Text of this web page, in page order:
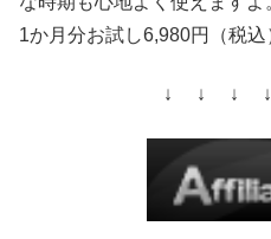
1か月分お試し6,980円（税込
↓ ↓ ↓